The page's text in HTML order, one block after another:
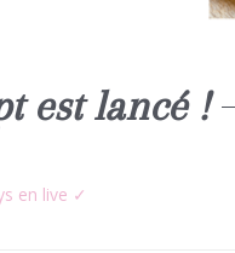
est lancé !
en live ✓